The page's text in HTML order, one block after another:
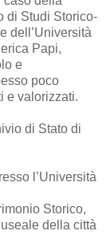
di Studi Storico-
dell’Università
Papi,
e
poco
e valorizzati.
di Stato di
l’Università
Storico,
della città